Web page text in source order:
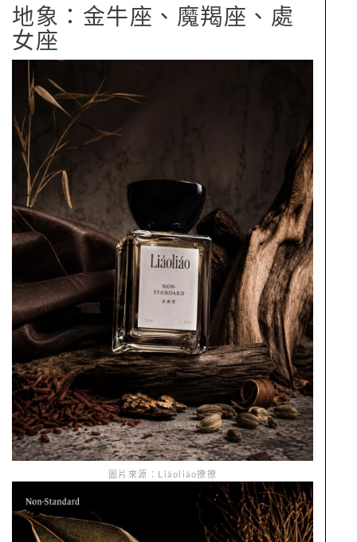
地象：金牛座、魔羯座、處
女座
圖片來源：Liáoliáo撩撩